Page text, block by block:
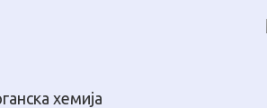
хемија